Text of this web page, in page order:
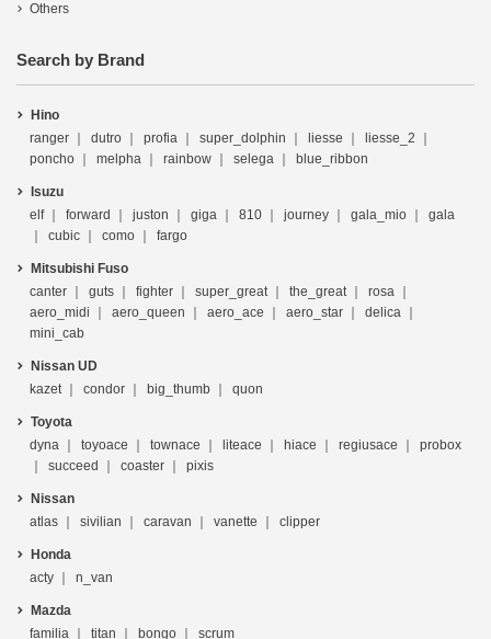
Others
Search by Brand
Hino
ranger
dutro profia super_dolphin liesse
liesse_2
poncho
melpha rainbow selega blue_ribbon
Isuzu
elf
forward juston giga 810 journey gala_mio
gala
cubic
como fargo
Mitsubishi Fuso
canter
guts fighter super_great the_great
rosa
aero_midi
aero_queen aero_ace aero_star
delica
mini_cab
Nissan UD
kazet
condor big_thumb quon
Toyota
dyna
toyoace townace liteace hiace regiusace
probox
succeed
coaster pixis
Nissan
atlas
sivilian caravan vanette clipper
Honda
acty
n_van
Mazda
familia
titan bongo scrum